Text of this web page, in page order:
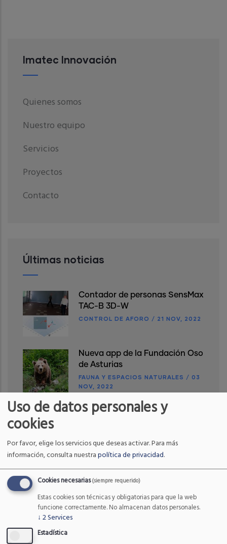
Imatec Innovación
Quienes somos
Nuestro equipo
Servicios
Proyectos
Contacto
Últimas noticias
Contador de personas SensMax
TAC-B 3D-W
CONTROL DE AFORO / 21 NOV, 2022
Nueva app de la Fundación Oso
de Asturias
FAUNA Y ESPACIOS NATURALES / 03
NOV, 2022
Reunión RUSI
Etiquetas
Uso de datos personales y
cookies
Por favor, elige los servicios que deseas activar.Para más
información, consulta nuestrapolítica de privacidad.
Cookies necesarias(siempre requerido)
Estas cookies son técnicas y obligatorias para que la web
funcione correctamente. No almacenan datos personales.
↓ 2Services
Estadística